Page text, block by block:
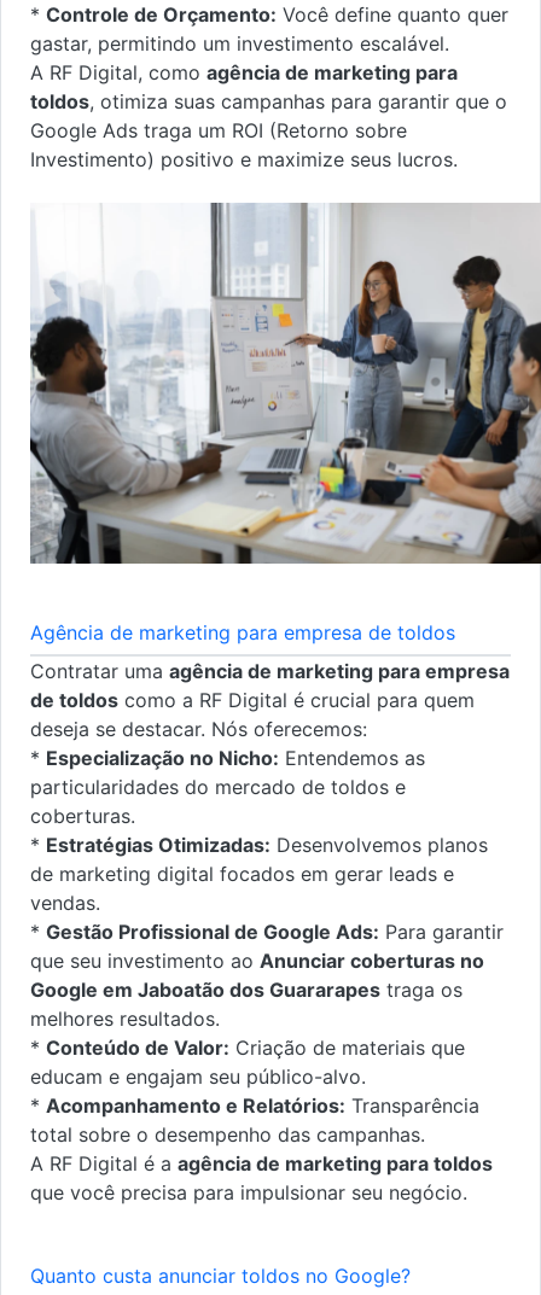
* Controle de Orçamento: Você define quanto quer
gastar, permitindo um investimento escalável.
A RF Digital, como agência de marketing para
toldos, otimiza suas campanhas para garantir que o
Google Ads traga um ROI (Retorno sobre
Investimento) positivo e maximize seus lucros.
Agência de marketing para empresa de toldos
Contratar uma agência de marketing para empresa
de toldos como a RF Digital é crucial para quem
deseja se destacar. Nós oferecemos:
* Especialização no Nicho: Entendemos as
particularidades do mercado de toldos e
coberturas.
* Estratégias Otimizadas: Desenvolvemos planos
de marketing digital focados em gerar leads e
vendas.
* Gestão Profissional de Google Ads: Para garantir
que seu investimento ao Anunciar coberturas no
Google em Jaboatão dos Guararapes traga os
melhores resultados.
* Conteúdo de Valor: Criação de materiais que
educam e engajam seu público-alvo.
* Acompanhamento e Relatórios: Transparência
total sobre o desempenho das campanhas.
A RF Digital é a agência de marketing para toldos
que você precisa para impulsionar seu negócio.
Quanto custa anunciar toldos no Google?